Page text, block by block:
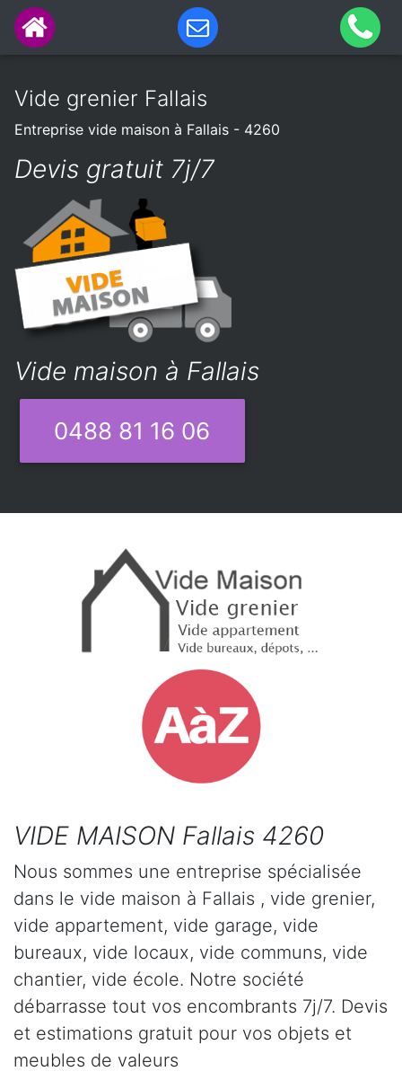
Vide grenier Fallais
Entreprise vide maison à Fallais - 4260
Devis gratuit 7j/7
Vide maison à Fallais
0488 81 16 06
VIDE MAISON Fallais 4260
Nous sommes une entreprise spécialisée
dans le vide maison à Fallais , vide grenier,
vide appartement, vide garage, vide
bureaux, vide locaux, vide communs, vide
chantier, vide école. Notre société
débarrasse tout vos encombrants 7j/7. Devis
et estimations gratuit pour vos objets et
meubles de valeurs